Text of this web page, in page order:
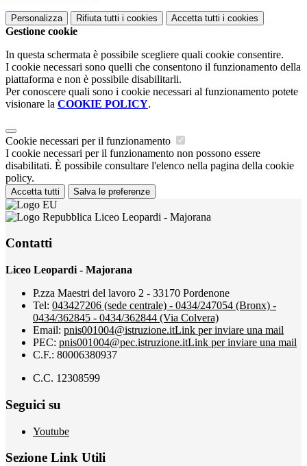
Personalizza Rifiuta tutti i cookies Accetta tutti i cookies
Gestione cookie
In questa schermata è possibile scegliere quali cookie consentire.
I cookie necessari sono quelli che consentono il funzionamento della
piattaforma e non è possibile disabilitarli.
Per conoscere quali sono i cookie necessari al funzionamento potete
visionare la COOKIE POLICY.
Cookie necessari per il funzionamento
I cookie necessari per il funzionamento non possono essere
disabilitati. È possibile consultare l'elenco nella pagina della cookie
policy.
Accetta tutti Salva le preferenze
Liceo Leopardi - Majorana
Contatti
Liceo Leopardi - Majorana
P.zza Maestri del lavoro 2 - 33170 Pordenone
Tel: 043427206 (sede centrale) - 0434/247054 (Bronx) -
0434/362845 - 0434/362844 (Via Colvera)
Email: pnis001004@istruzione.itLink per inviare una mail
PEC: pnis001004@pec.istruzione.itLink per inviare una mail
C.F.: 80006380937
C.C. 12308599
Seguici su
Youtube
Sezione Link Utili